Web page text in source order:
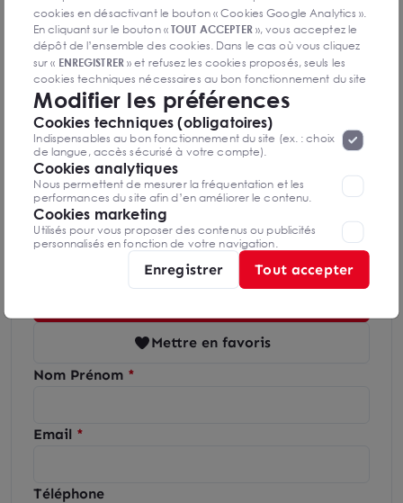
Indice d'émission de gaz à effet de serre
Diagnostics GES en cours de réalisation
Félicie COMMERGNAT
Logistique
Mettre en favoris
Nom Prénom
Email
Téléphone
cookies en désactivant le bouton « Cookies Google Analytics ».
En cliquant sur le bouton «TOUT ACCEPTER», vous acceptez le
dépôt de l’ensemble des cookies. Dans le cas où vous cliquez
sur « ENREGISTRER» et refusez les cookies proposés, seuls les
cookies techniques nécessaires au bon fonctionnement du site
seront déposés. Pour plus d’informations, vous pouvez consulter
la page«Protection des données à caractère
personnel ».Lorsque vous naviguez sur notre site internet, il
peut être amenée à déposer des cookies. Vous avez la
possibilité de désactiver les cookies, ces réglages ne seront
valables que sur le navigateur que vous utilisez actuellement
Modifier les préférences
Cookies techniques (obligatoires)
Indispensables au bon fonctionnement du site (ex. : choix
de langue, accès sécurisé à votre compte).
Cookies analytiques
Nous permettent de mesurer la fréquentation et les
performances du site afin d’en améliorer le contenu.
Cookies marketing
Utilisés pour vous proposer des contenus ou publicités
personnalisés en fonction de votre navigation.
Enregistrer Tout accepter